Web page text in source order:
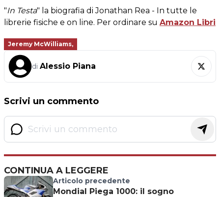
"In Testa" la biografia di Jonathan Rea - In tutte le
librerie fisiche e on line. Per ordinare su Amazon Libri
Jeremy McWilliams,
di Alessio Piana
Scrivi un commento
CONTINUA A LEGGERE
Articolo precedente
Mondial Piega 1000: il sogno